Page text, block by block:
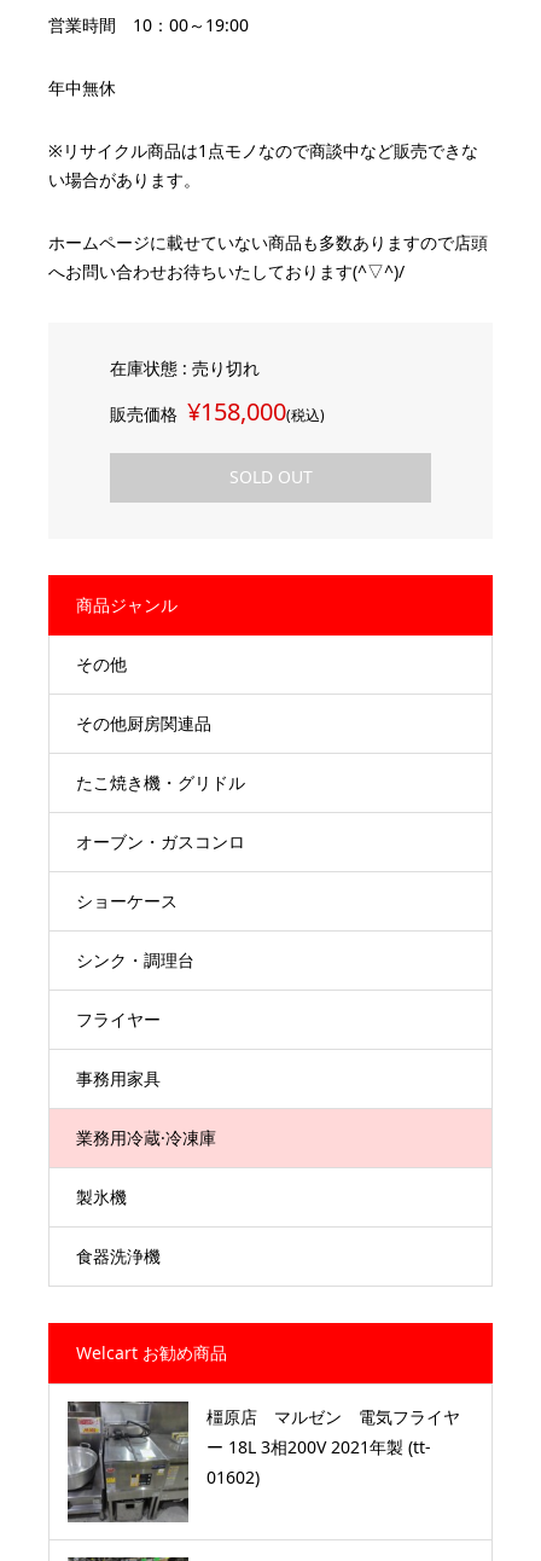
営業時間 10：00～19:00
年中無休
※リサイクル商品は1点モノなので商談中など販売できな
い場合があります。
ホームページに載せていない商品も多数ありますので店頭
へお問い合わせお待ちいたしております(^▽^)/
在庫状態 : 売り切れ
販売価格 ¥158,000(税込)
SOLD OUT
商品ジャンル
その他
その他厨房関連品
たこ焼き機・グリドル
オーブン・ガスコンロ
ショーケース
シンク・調理台
フライヤー
事務用家具
業務用冷蔵·冷凍庫
製氷機
食器洗浄機
Welcart お勧め商品
橿原店 マルゼン 電気フライヤ
ー 18L 3相200V 2021年製 (tt-
01602)